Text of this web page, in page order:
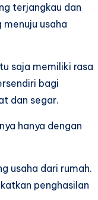
terjangkau dan
usaha
saja memiliki rasa
bagi
dan segar.
hanya dengan
usaha dari rumah.
penghasilan